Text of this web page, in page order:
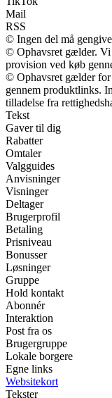
Mail
RSS
© Ingen del må
© Ophavsret gælder. Vi
provision ved køb
© Ophavsret gælder for
gennem produktlinks.
tilladelse fra
Tekst
Gaver til dig
Rabatter
Omtaler
Valgguides
Anvisninger
Visninger
Deltager
Brugerprofil
Betaling
Prisniveau
Bonusser
Løsninger
Gruppe
Hold kontakt
Abonnér
Interaktion
Post fra os
Brugergruppe
Lokale borgere
Egne links
Websitekort
Tekster